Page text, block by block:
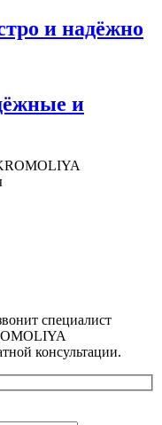
и надёжно
и
специалист
консультации.